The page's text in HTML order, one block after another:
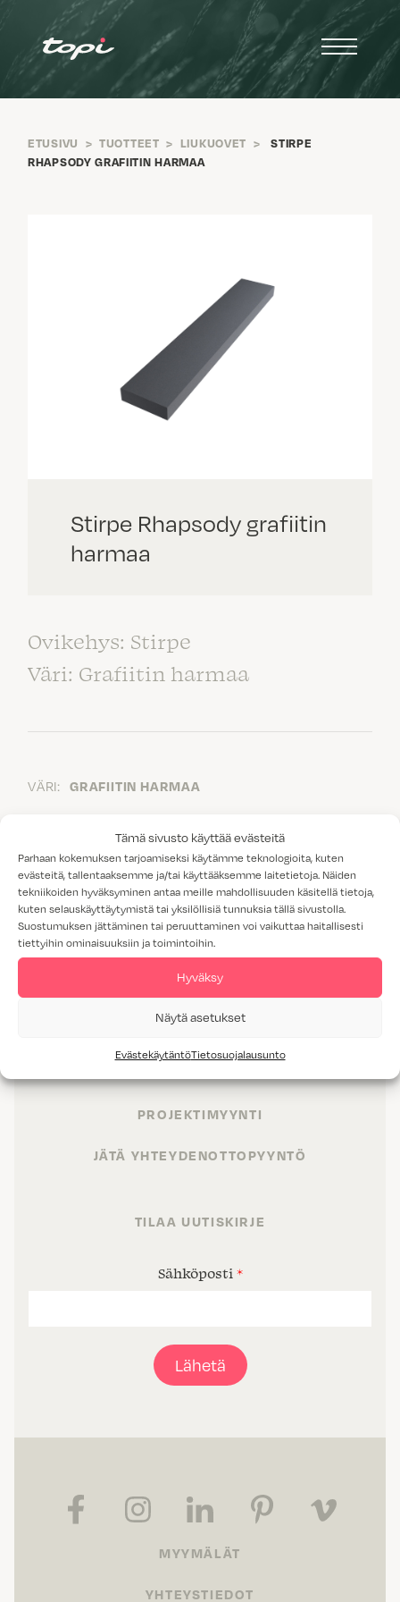
Tämä sivusto käyttää evästeitä
Parhaan kokemuksen tarjoamiseksi käytämme teknologioita, kuten
evästeitä, tallentaaksemme ja/tai käyttääksemme laitetietoja. Näiden
tekniikoiden hyväksyminen antaa meille mahdollisuuden käsitellä tietoja,
kuten selauskäyttäytymistä tai yksilöllisiä tunnuksia tällä sivustolla.
Suostumuksen jättäminen tai peruuttaminen voi vaikuttaa haitallisesti
tiettyihin ominaisuuksiin ja toimintoihin.
Hyväksy
Näytä asetukset
EvästekäytäntöTietosuojalausunto
ETUSIVU > TUOTTEET > LIUKUOVET >
STIRPE
RHAPSODY GRAFIITIN HARMAA
Stirpe Rhapsody grafiitin
harmaa
Ovikehys: Stirpe
Väri: Grafiitin harmaa
VÄRI: GRAFIITIN HARMAA
PROJEKTIMYYNTI
JÄTÄ YHTEYDENOTTOPYYNTÖ
TILAA UUTISKIRJE
Sähköposti *
Lähetä
MYYMÄLÄT
YHTEYSTIEDOT